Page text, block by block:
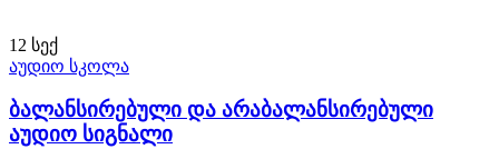
12 სექ
აუდიო სკოლა
ბალანსირებული და არაბალანსირებული
აუდიო სიგნალი